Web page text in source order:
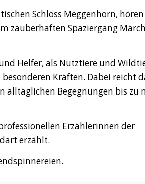
Schloss Meggenhorn, hören
zauberhaften Spaziergang
Helfer, als Nutztiere und
Kräften. Dabei reicht
alltäglichen Begegnungen bis zu
Erzählerinnen der
erzählt.